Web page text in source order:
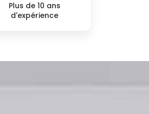
Plus de 10 ans
d'expérience